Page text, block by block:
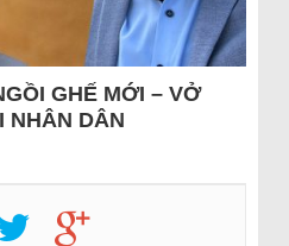
GHẾ MỚI – VỞ
NHÂN DÂN